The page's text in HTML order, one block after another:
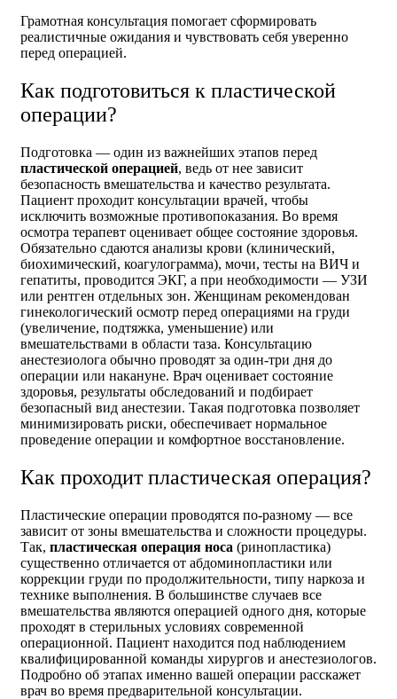
Грамотная консультация помогает сформировать
реалистичные ожидания и чувствовать себя уверенно
перед операцией.
Как подготовиться к пластической
операции?
Подготовка — один из важнейших этапов перед
пластической операцией, ведь от нее зависит
безопасность вмешательства и качество результата.
Пациент проходит консультации врачей, чтобы
исключить возможные противопоказания. Во время
осмотра терапевт оценивает общее состояние здоровья.
Обязательно сдаются анализы крови (клинический,
биохимический, коагулограмма), мочи, тесты на ВИЧ и
гепатиты, проводится ЭКГ, а при необходимости — УЗИ
или рентген отдельных зон. Женщинам рекомендован
гинекологический осмотр перед операциями на груди
(увеличение, подтяжка, уменьшение) или
вмешательствами в области таза. Консультацию
анестезиолога обычно проводят за один-три дня до
операции или накануне. Врач оценивает состояние
здоровья, результаты обследований и подбирает
безопасный вид анестезии. Такая подготовка позволяет
минимизировать риски, обеспечивает нормальное
проведение операции и комфортное восстановление.
Как проходит пластическая операция?
Пластические операции проводятся по-разному — все
зависит от зоны вмешательства и сложности процедуры.
Так, пластическая операция носа (ринопластика)
существенно отличается от абдоминопластики или
коррекции груди по продолжительности, типу наркоза и
технике выполнения. В большинстве случаев все
вмешательства являются операцией одного дня, которые
проходят в стерильных условиях современной
операционной. Пациент находится под наблюдением
квалифицированной команды хирургов и анестезиологов.
Подробно об этапах именно вашей операции расскажет
врач во время предварительной консультации.